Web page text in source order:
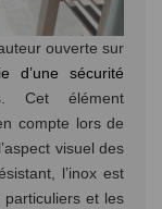
ouverte sur
d’une sécurité
Cet élément
compte lors de
visuel des
l’inox est
particuliers et les